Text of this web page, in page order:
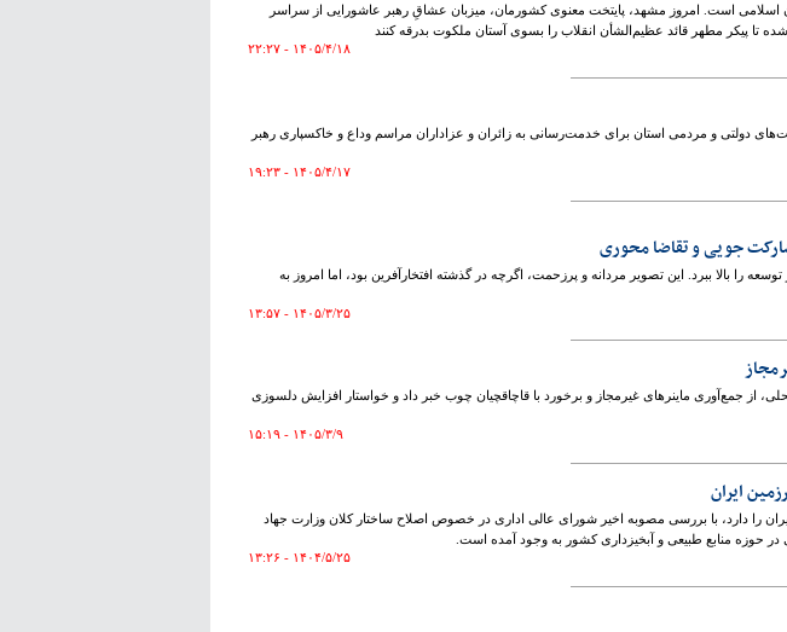
ایران اسلامی است. امروز مشهد، پایتخت معنوی کشورمان، میزبان عشاقِ رهبر عاشورایی از سراسر
پیکر مطهر قائد عظیم‌الشأن انقلاب را بسوی آستان ملکوت بدرقه کنند
۱۴۰۵/۴/۱۸ - ۲۲:۲۷
دولتی و مردمی استان برای خدمت‌رسانی به زائران و عزاداران مراسم وداع و خاکسپاری رهبر
۱۴۰۵/۴/۱۷ - ۱۹:۲۳
جویی و تقاضا محوری
بالا ببرد. این تصویر مردانه و پرزحمت، اگرچه در گذشته افتخارآفرین بود، اما امروز به
۱۴۰۵/۳/۲۵ - ۱۳:۵۷
از جمع‌آوری ماینرهای غیرمجاز و برخورد با قاچاقچیان چوب خبر داد و خواستار افزایش دلسوزی
۱۴۰۵/۳/۹ - ۱۵:۱۹
ایران
را دارد، با بررسی مصوبه اخیر شورای عالی اداری در خصوص اصلاح ساختار کلان وزارت جهاد
حوزه منابع طبیعی و آبخیزداری کشور به وجود آمده است.
۱۴۰۴/۵/۲۵ - ۱۳:۲۶